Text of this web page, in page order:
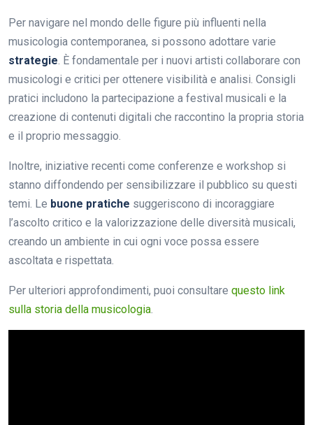
Per navigare nel mondo delle figure più influenti nella
musicologia contemporanea, si possono adottare varie
strategie. È fondamentale per i nuovi artisti collaborare con
musicologi e critici per ottenere visibilità e analisi. Consigli
pratici includono la partecipazione a festival musicali e la
creazione di contenuti digitali che raccontino la propria storia
e il proprio messaggio.
Inoltre, iniziative recenti come conferenze e workshop si
stanno diffondendo per sensibilizzare il pubblico su questi
temi. Le buone pratiche suggeriscono di incoraggiare
l’ascolto critico e la valorizzazione delle diversità musicali,
creando un ambiente in cui ogni voce possa essere
ascoltata e rispettata.
Per ulteriori approfondimenti, puoi consultare questo link
sulla storia della musicologia.